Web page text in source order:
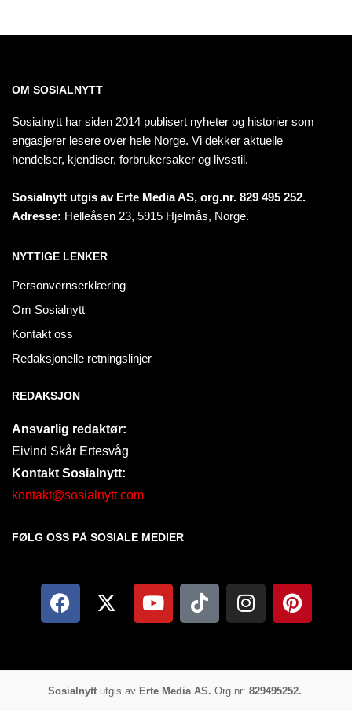
OM SOSIALNYTT
Sosialnytt har siden 2014 publisert nyheter og historier som
engasjerer lesere over hele Norge. Vi dekker aktuelle
hendelser, kjendiser, forbrukersaker og livsstil.
Sosialnytt utgis av Erte Media AS, org.nr. 829 495 252.
Adresse: Helleåsen 23, 5915 Hjelmås, Norge.
NYTTIGE LENKER
Personvernserklæring
Om Sosialnytt
Kontakt oss
Redaksjonelle retningslinjer
REDAKSJON
Ansvarlig redaktør:
Eivind Skår Ertesvåg
Kontakt Sosialnytt:
kontakt@sosialnytt.com
FØLG OSS PÅ SOSIALE MEDIER​
Sosialnyttutgis av Erte Media AS. Org.nr: 829495252.